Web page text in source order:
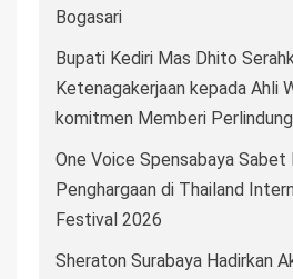
Bogasari
Bupati Kediri Mas Dhito
Ketenagakerjaan kepada Ahli
komitmen Memberi
One Voice Spensabaya Sabet
Penghargaan di Thailand
Festival 2026
Sheraton Surabaya Hadirkan